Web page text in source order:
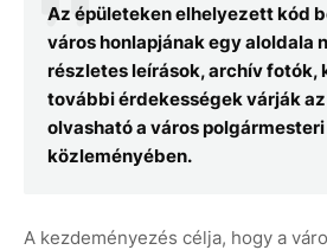
Az épületeken elhelyezett kód
város honlapjának egy aloldala
részletes leírások, archív fotók,
további érdekességek várják
olvasható a város
közleményében.
A kezdeményezés célja, hogy a